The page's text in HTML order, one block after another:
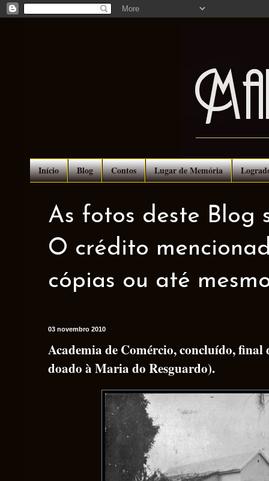
Início Blog Contos Lugar de Memória
As fotos deste Blog
O crédito
cópias ou até
03 novembro 2010
Academia de Comércio, concluído,
doado à Maria do Resguardo).